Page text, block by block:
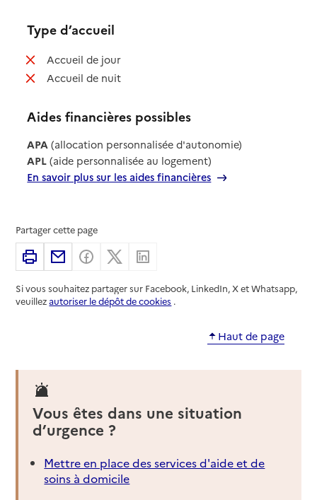
Type d’accueil
Accueil de jour: non disponible
Accueil de nuit: non disponible
Aides financières possibles
APA (allocation personnalisée d'autonomie)
APL (aide personnalisée au logement)
En savoir plus sur les aides financières
Partager cette page
ImprimerPartager par email
Partager sur Facebook
Partager sur X
Si vous souhaitez partager sur Facebook, LinkedIn, X et Whatsapp,
veuillezautoriser le dépôt de cookies .
Haut de page
Vous êtes dans une situation
d’urgence ?
Mettre en place des services d'aide et de
soins à domicile